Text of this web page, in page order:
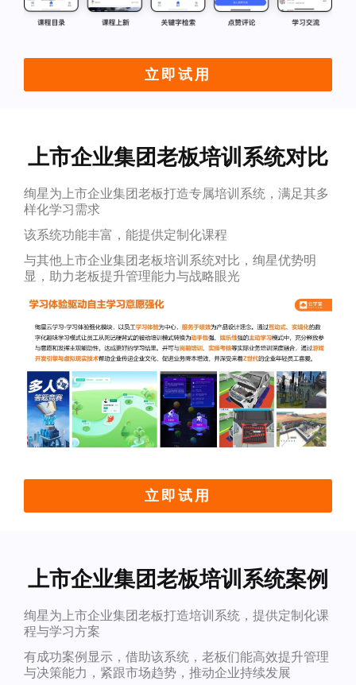
立即试用
上市企业集团老板培训系统对比
绚星为上市企业集团老板打造专属培训系统，满足其多
样化学习需求
该系统功能丰富，能提供定制化课程
与其他上市企业集团老板培训系统对比，绚星优势明
显，助力老板提升管理能力与战略眼光
立即试用
上市企业集团老板培训系统案例
绚星为上市企业集团老板打造培训系统，提供定制化课
程与学习方案
有成功案例显示，借助该系统，老板们能高效提升管理
与决策能力，紧跟市场趋势，推动企业持续发展